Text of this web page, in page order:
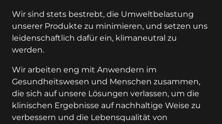
Wir sind stets bestrebt, die Umweltbelastung
unserer Produkte zu minimieren, und setzen uns
leidenschaftlich dafür ein, klimaneutral zu
werden.
Wir arbeiten eng mit Anwendern im
Gesundheitswesen und Menschen zusammen,
die sich auf unsere Lösungen verlassen, um die
klinischen Ergebnisse auf nachhaltige Weise zu
verbessern und die Lebensqualität von